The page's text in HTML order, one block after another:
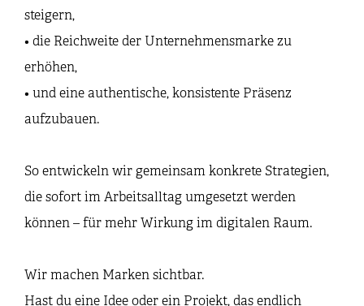
steigern,
• die Reichweite der Unternehmensmarke zu
erhöhen,
• und eine authentische, konsistente Präsenz
aufzubauen.
So entwickeln wir gemeinsam konkrete Strategien,
die sofort im Arbeitsalltag umgesetzt werden
können – für mehr Wirkung im digitalen Raum.
Wir machen Marken sichtbar.
Hast du eine Idee oder ein Projekt, das endlich